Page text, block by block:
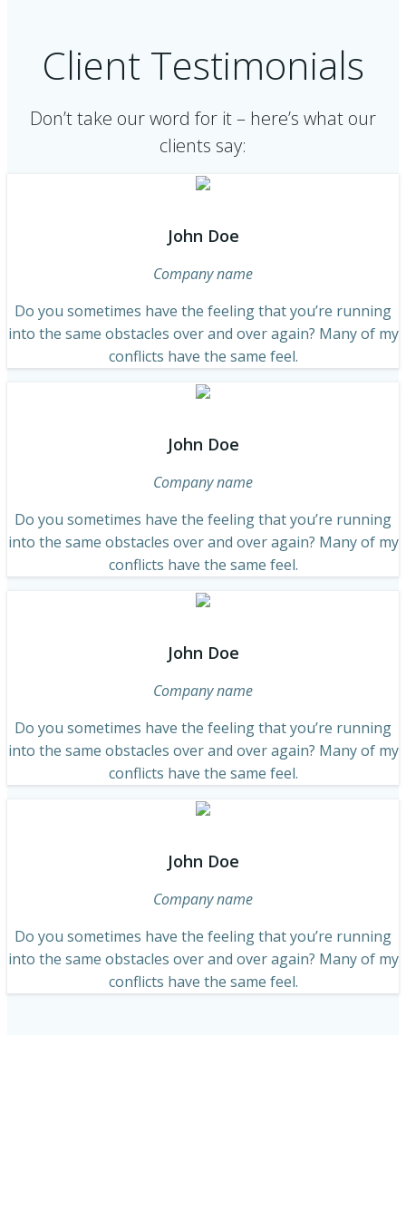
Client Testimonials
Don’t take our word for it – here’s what our
clients say:
John Doe
Company name
Do you sometimes have the feeling that you’re running
into the same obstacles over and over again? Many of my
conflicts have the same feel.
John Doe
Company name
Do you sometimes have the feeling that you’re running
into the same obstacles over and over again? Many of my
conflicts have the same feel.
John Doe
Company name
Do you sometimes have the feeling that you’re running
into the same obstacles over and over again? Many of my
conflicts have the same feel.
John Doe
Company name
Do you sometimes have the feeling that you’re running
into the same obstacles over and over again? Many of my
conflicts have the same feel.